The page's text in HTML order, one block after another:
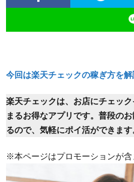
今回は楽天チェックの稼ぎ方を解
楽天チェックは、お店にチェッ
まるお得なアプリです。普段の
るので、気軽にポイ活ができます
※本ページはプロモーションが含